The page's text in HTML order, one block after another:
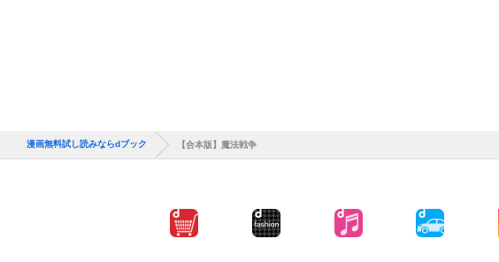
漫画無料試し読みならdブック 【合本版】魔法戦争